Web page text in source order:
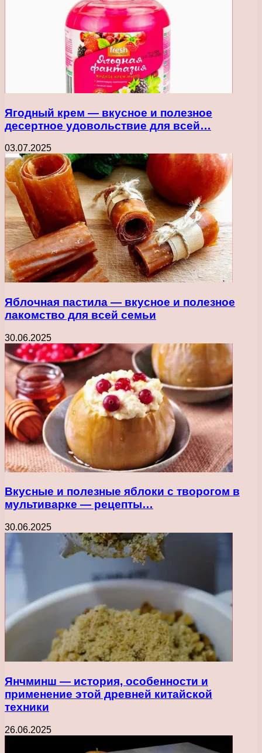
Ягодный крем — вкусное и полезное
десертное удовольствие для всей…
03.07.2025
Яблочная пастила — вкусное и полезное
лакомство для всей семьи
30.06.2025
Вкусные и полезные яблоки с творогом в
мультиварке — рецепты…
30.06.2025
Янчминш — история, особенности и
применение этой древней китайской
техники
26.06.2025